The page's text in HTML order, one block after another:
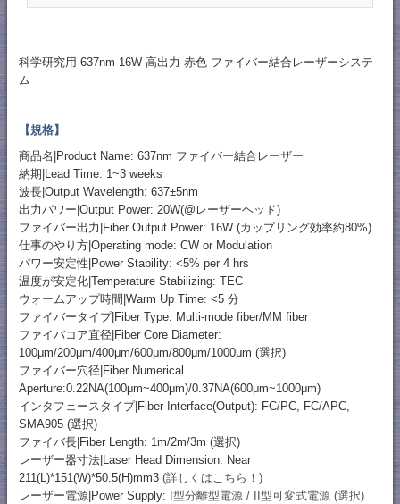
科学研究用 637nm 16W 高出力 赤色 ファイバー結合レーザーシステ
ム
【規格】
商品名|Product Name: 637nm ファイバー結合レーザー
納期|Lead Time: 1~3 weeks
波長|Output Wavelength: 637±5nm
出力パワー|Output Power: 20W(@レーザーヘッド)
ファイバー出力|Fiber Output Power: 16W (カップリング効率約80%)
仕事のやり方|Operating mode: CW or Modulation
パワー安定性|Power Stability: <5% per 4 hrs
温度が安定化|Temperature Stabilizing: TEC
ウォームアップ時間|Warm Up Time: <5 分
ファイバータイプ|Fiber Type: Multi-mode fiber/MM fiber
ファイバコア直径|Fiber Core Diameter:
100μm/200μm/400μm/600μm/800μm/1000μm (選択)
ファイバー穴径|Fiber Numerical
Aperture:0.22NA(100μm~400μm)/0.37NA(600μm~1000μm)
インタフェースタイプ|Fiber Interface(Output): FC/PC, FC/APC,
SMA905 (選択)
ファイバ長|Fiber Length: 1m/2m/3m (選択)
レーザー器寸法|Laser Head Dimension: Near
211(L)*151(W)*50.5(H)mm3 (詳しくはこちら！)
レーザー電源|Power Supply: I型分離型電源 / II型可変式電源 (選択)